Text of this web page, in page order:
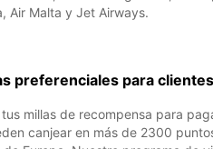
Air Malta y Jet Airways.
preferenciales para
millas de recompensa para
canjear en más de 2300